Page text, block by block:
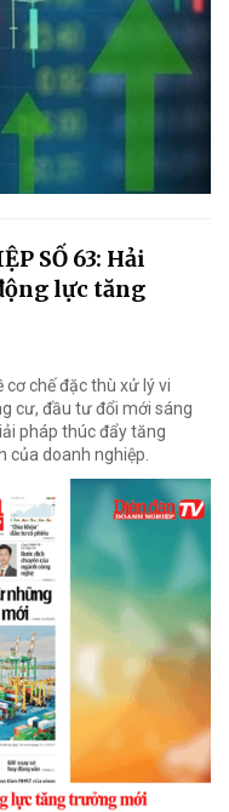
SỐ 63: Hải
lực tăng
cơ chế đặc thù xử lý vi
cư, đầu tư đổi mới sáng
pháp thúc đẩy tăng
doanh nghiệp.